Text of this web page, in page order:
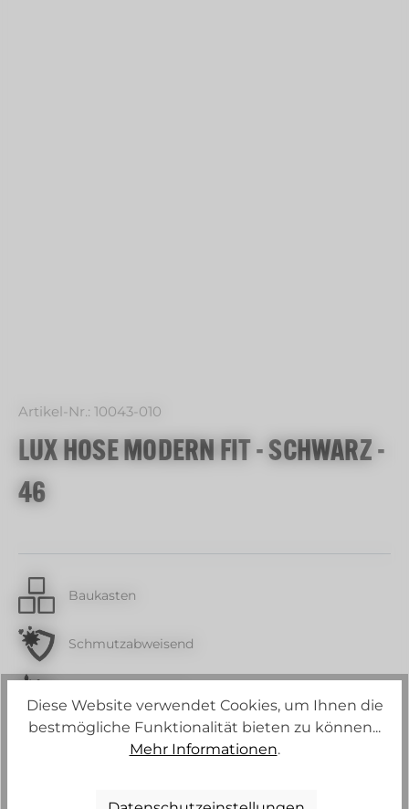
Artikel-Nr.: 10043-010
LUX HOSE MODERN FIT - SCHWARZ -
46
Baukasten
Schmutzabweisend
Strech
Diese Website verwendet Cookies, um Ihnen die
bestmögliche Funktionalität bieten zu können...
Mehr Informationen.